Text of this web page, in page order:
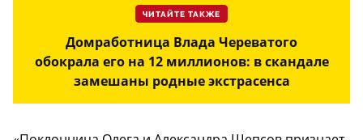
ЧИТАЙТЕ ТАКЖЕ
Домработница Влада Череватого
обокрала его на 12 миллионов: в скандале
замешаны родные экстрасенса